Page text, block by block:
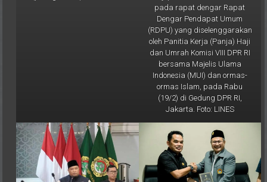
Dengar Pendapat Umum
(RDPU) yang diselenggarakan
oleh Panitia Kerja (Panja) Haji
dan Umrah Komisi VIII DPR RI
bersama Majelis Ulama
Indonesia (MUI) dan ormas-
ormas Islam, pada Rabu
(19/2) di Gedung DPR RI,
Jakarta. Foto: LINES